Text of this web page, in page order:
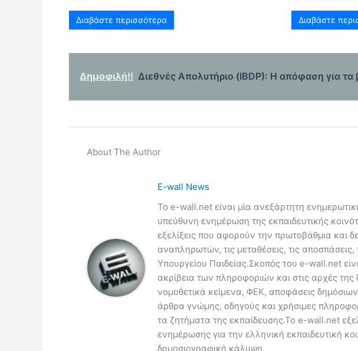
Διαβάστε περισσότερα Διαβάστε
Δημοφιλή!! Διεθνές Απολυτήριο (IBDP): Η απόφαση για τα
About The Author
E-wall News
Το e-wall.net είναι μία ανεξάρτητη
υπεύθυνη ενημέρωση της εκπαιδευτικής
εξελίξεις που αφορούν την πρωτοβάθμια και
αναπληρωτών, τις μεταθέσεις, τις
Υπουργείου Παιδείας.Σκοπός του e-wall.net
ακρίβεια των πληροφοριών και στις αρχές της
νομοθετικά κείμενα, ΦΕΚ, αποφάσεις
άρθρα γνώμης, οδηγούς και χρήσιμες
τα ζητήματα της εκπαίδευσης.Το e-wall.net
ενημέρωσης για την ελληνική εκπαιδευτική
δημοσιογραφική κάλυψη.